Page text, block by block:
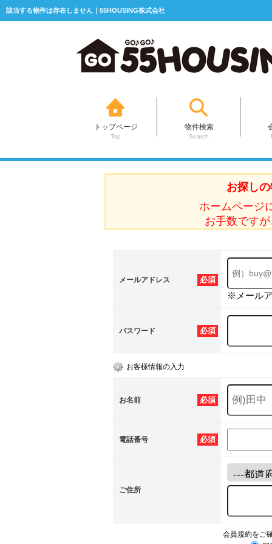
該当する物件は存在しません｜55HOUSING株式会社
トップページ
Top
物件検索
Search
お探し
ホームページ
お手数です
必須
メールアドレス
※メール
必須
パスワード
お客様情報の入力
必須
お名前
必須
電話番号
ご住所
会員規約をご